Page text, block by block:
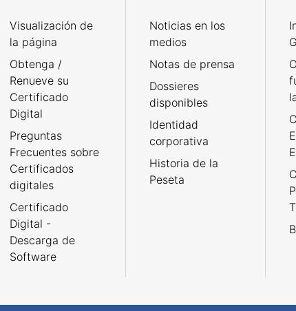
Visualización de
la página
Obtenga /
Renueve su
Certificado
Digital
Preguntas
Frecuentes sobre
Certificados
digitales
Certificado
Digital -
Descarga de
Software
Noticias en los
medios
Notas de prensa
Dossieres
disponibles
Identidad
corporativa
Historia de la
Peseta